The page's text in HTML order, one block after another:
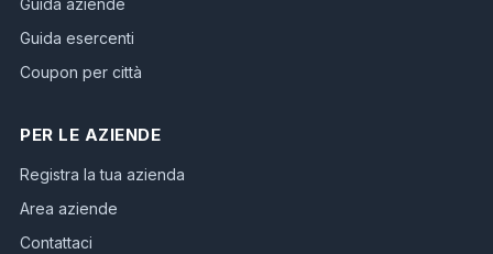
Guida aziende
Guida esercenti
Coupon per città
PER LE AZIENDE
Registra la tua azienda
Area aziende
Contattaci